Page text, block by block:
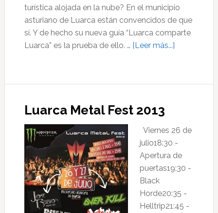
turística alojada en la nube? En el municipio
asturiano de Luarca están convencidos de que
sí. Y de hecho su nueva guía “Luarca comparte
Luarca” es la prueba de ello. … [Leer más...]acerca
comparte
guía
turística
100%
Microsoft
Luarca Metal Fest 2013
Viernes 26 de
julio18:30 -
Apertura de
puertas19:30 -
Black
Horde20:35 -
Helltrip21:45 -